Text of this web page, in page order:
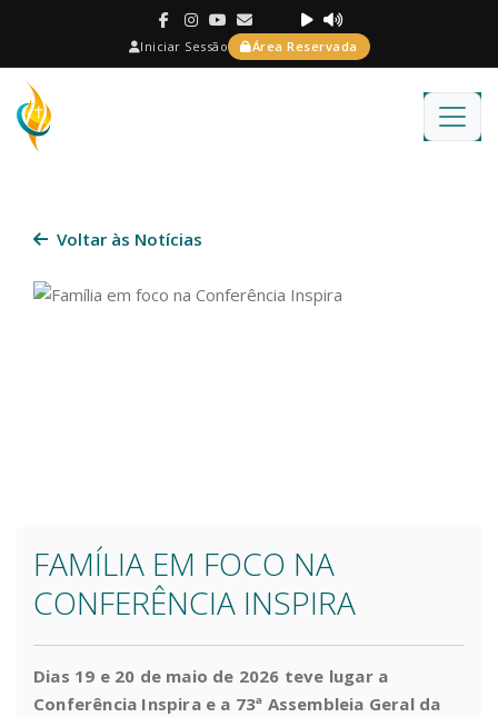
Iniciar Sessão Área Reservada
Voltar às Notícias
FAMÍLIA EM FOCO NA
CONFERÊNCIA INSPIRA
Dias 19 e 20 de maio de 2026 teve lugar a
Conferência Inspira e a 73ª Assembleia Geral da